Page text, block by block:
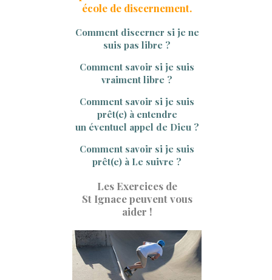
école de discernement.
Comment discerner si je ne
suis pas libre ?
Comment savoir si je suis
vraiment libre ?
Comment savoir si je suis
prêt(e) à entendre
un éventuel appel de Dieu ?
Comment savoir si je suis
prêt(e) à Le suivre ?
Les Exercices de
St Ignacepeuvent vous
aider !